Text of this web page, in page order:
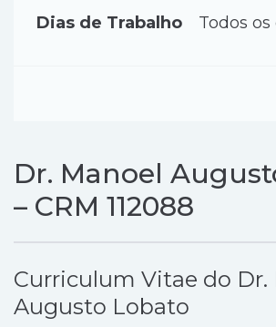
Dias de Trabalho Todos os
Dr. Manoel
– CRM 112088
Curriculum Vitae do Dr.
Augusto Lobato